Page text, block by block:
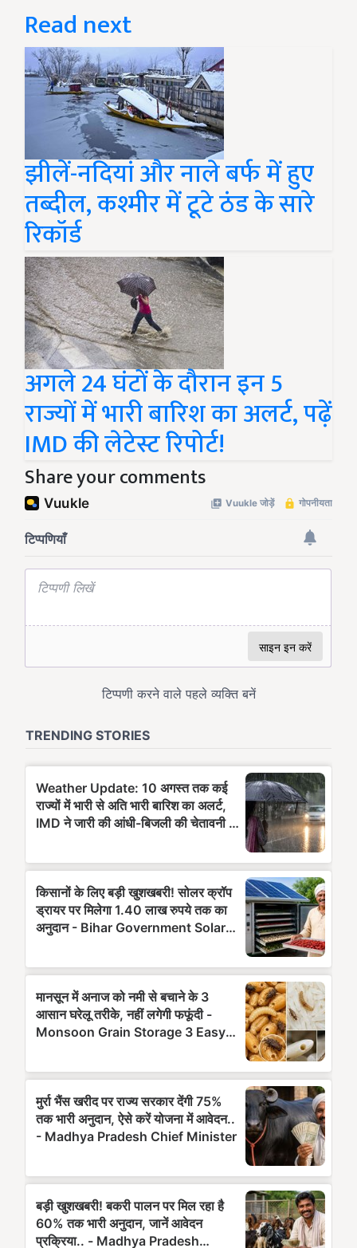
Read next
झीलें-नदियां और नाले बर्फ में हुए
तब्दील, कश्मीर में टूटे ठंड के सारे
रिकॉर्ड
अगले 24 घंटों के दौरान इन 5
राज्यों में भारी बारिश का अलर्ट, पढ़ें
IMD की लेटेस्ट रिपोर्ट!
Share your comments